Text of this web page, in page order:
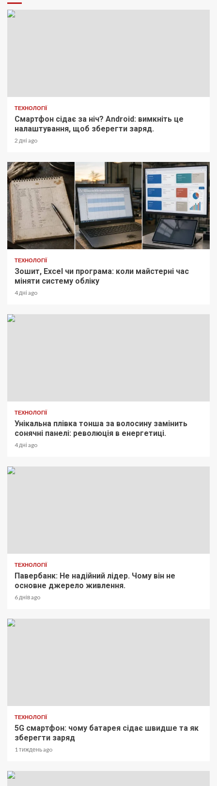
ТЕХНОЛОГІЇ
Смартфон сідає за ніч? Android: вимкніть це
налаштування, щоб зберегти заряд.
2 дні ago
ТЕХНОЛОГІЇ
Зошит, Excel чи програма: коли майстерні час
міняти систему обліку
4 дні ago
ТЕХНОЛОГІЇ
Унікальна плівка тонша за волосину замінить
сонячні панелі: революція в енергетиці.
4 дні ago
ТЕХНОЛОГІЇ
Павербанк: Не надійний лідер. Чому він не
основне джерело живлення.
6 днів ago
ТЕХНОЛОГІЇ
5G смартфон: чому батарея сідає швидше та як
зберегти заряд
1 тиждень ago